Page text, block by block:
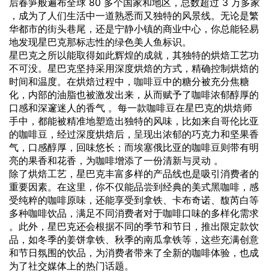
后春笋般遍布全球 80 多个国家和地区，总数超过 3 万多家
，成为了人们生活中一道熟悉而又独特的风景线。无论是繁
华都市的街头巷尾，还是宁静小镇的商业中心，你总能轻易
地发现星巴克那标志性的绿色美人鱼标识。
星巴克之所以能取得如此辉煌的成就，其独特的烘焙工艺功
不可没。星巴克坚持采用深度烘焙的方式，精确控制烘焙的
时间和温度。在烘焙过程中， 咖啡豆中的糖分被充分焦糖
化，内部的油脂也被激发出来，从而赋予了咖啡浓郁醇厚的
口感和深邃迷人的香气 。每一款咖啡豆在星巴克的烘焙师
手中，都能被精准地塑造出独特的风味，比如来自哥伦比亚
的咖啡豆，经过深度烘焙后，呈现出浓郁的巧克力和坚果香
气，口感醇厚，回味悠长；而埃塞俄比亚的咖啡豆则带有明
亮的果香和花香，为咖啡增添了一份清新与灵动 。
除了烘焙工艺，星巴克丰富多样的产品线也是吸引消费者的
重要因素。在这里，你不仅能品尝到经典的美式黑咖啡，感
受纯粹的咖啡原味，还能享受到拿铁、卡布奇诺、馥芮白等
多种咖啡饮品，满足不同消费者对于咖啡口味的多样化需求
。此外，星巴克还会根据不同的季节和节日，推出限定款饮
品，如冬季的姜饼拿铁、秋季的南瓜拿铁等，这些充满创意
和节日氛围的饮品，为消费者带来了全新的咖啡体验，也成
为了社交媒体上的热门话题。